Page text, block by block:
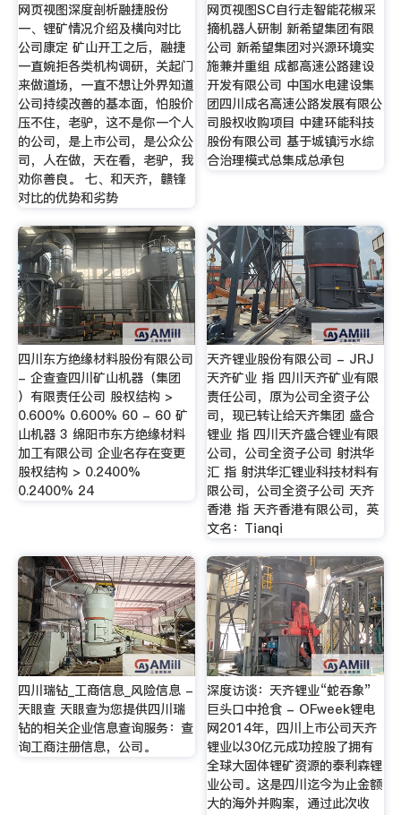
网页视图深度剖析融捷股份
一、锂矿情况介绍及横向对比
公司康定 矿山开工之后，融捷
一直婉拒各类机构调研，关起门
来做道场，一直不想让外界知道
公司持续改善的基本面，怕股价
压不住，老驴，这不是你一个人
的公司，是上市公司，是公众公
司，人在做，天在看，老驴，我
劝你善良。 七、和天齐，赣锋
对比的优势和劣势
网页视图SC自行走智能花椒采
摘机器人研制 新希望集团有限
公司 新希望集团对兴源环境实
施兼并重组 成都高速公路建设
开发有限公司 中国水电建设集
团四川成名高速公路发展有限公
司股权收购项目 中建环能科技
股份有限公司 基于城镇污水综
合治理模式总集成总承包
四川东方绝缘材料股份有限公司
- 企查查四川矿山机器（集团
）有限责任公司 股权结构 >
0.600% 0.600% 60 - 60 矿
山机器 3 绵阳市东方绝缘材料
加工有限公司 企业名存在变更
股权结构 > 0.2400%
0.2400% 24
天齐锂业股份有限公司 - JRJ
天齐矿业 指 四川天齐矿业有限
责任公司，原为公司全资子公
司，现已转让给天齐集团 盛合
锂业 指 四川天齐盛合锂业有限
公司，公司全资子公司 射洪华
汇 指 射洪华汇锂业科技材料有
限公司，公司全资子公司 天齐
香港 指 天齐香港有限公司，英
文名：Tianqi
四川瑞钻_工商信息_风险信息 -
天眼查 天眼查为您提供四川瑞
钻的相关企业信息查询服务：查
询工商注册信息，公司。
深度访谈：天齐锂业“蛇吞象”
巨头口中抢食 - OFweek锂电
网2014年，四川上市公司天齐
锂业以30亿元成功控股了拥有
全球大固体锂矿资源的泰利森锂
业公司。这是四川迄今为止金额
大的海外并购案，通过此次收